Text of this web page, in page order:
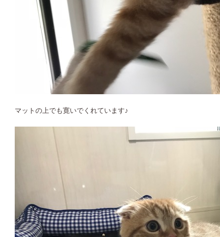
マットの上でも寛いでくれています♪